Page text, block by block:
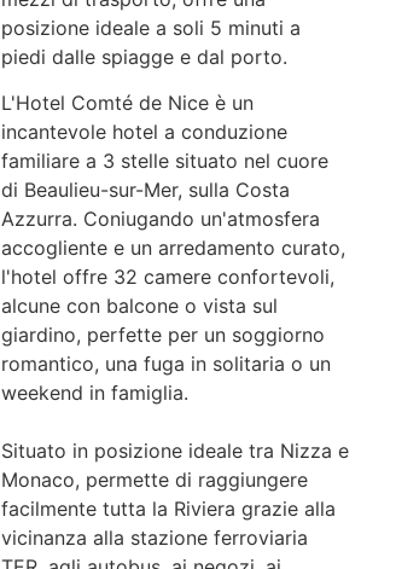
posizione ideale a soli 5 minuti a
piedi dalle spiagge e dal porto.
L'Hotel Comté de Nice è un
incantevole hotel a conduzione
familiare a 3 stelle situato nel cuore
di Beaulieu-sur-Mer, sulla Costa
Azzurra. Coniugando un'atmosfera
accogliente e un arredamento curato,
l'hotel offre 32 camere confortevoli,
alcune con balcone o vista sul
giardino, perfette per un soggiorno
romantico, una fuga in solitaria o un
weekend in famiglia.
Situato in posizione ideale tra Nizza e
Monaco, permette di raggiungere
facilmente tutta la Riviera grazie alla
vicinanza alla stazione ferroviaria